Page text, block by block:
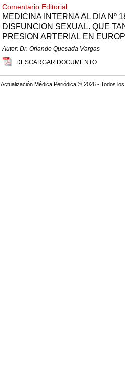
Comentario Editorial
MEDICINA INTERNA AL DIA Nº
DISFUNCION SEXUAL. QUE
PRESION ARTERIAL EN
Autor: Dr. Orlando Quesada Vargas
DESCARGAR DOCUMENTO
Actualización Médica Periódica © 2026 - Todos